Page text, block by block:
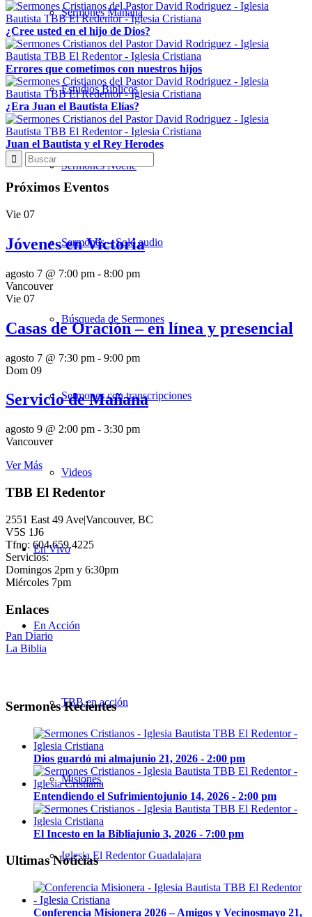
Sermones Mañana
Estudios Bíblicos
Sermones Noche
Sermones – Solo audio
Búsqueda de Sermones
Sermones con transcripciones
Videos
En Vivo
En Acción
TBB en acción
Misiones
Iglesia El Redentor Guadalajara
¿Cree usted en el hijo de Dios?
Errores que cometimos con nuestros hijos
¿Era Juan el Bautista Elías?
Juan el Bautista y el Rey Herodes
Próximos Eventos
Vie 07
Jóvenes en Victoria
agosto 7 @ 7:00 pm - 8:00 pm
Vancouver
Vie 07
Casas de Oración – en línea y presencial
agosto 7 @ 7:30 pm - 9:00 pm
Dom 09
Servicio de Mañana
agosto 9 @ 2:00 pm - 3:30 pm
Vancouver
Ver Más
TBB El Redentor
2551 East 49 Ave|Vancouver, BC
V5S 1J6
Tfno: 604.659.4225
Servicios:
Domingos 2pm y 6:30pm
Miércoles 7pm
Enlaces
Pan Diario
La Biblia
Sermones Recientes
Dios guardó mi almajunio 21, 2026 - 2:00 pm
Entendiendo el Sufrimientojunio 14, 2026 - 2:00 pm
El Incesto en la Bibliajunio 3, 2026 - 7:00 pm
Ultimas Noticias
Conferencia Misionera 2026 – Amigos y Vecinosmayo 21,